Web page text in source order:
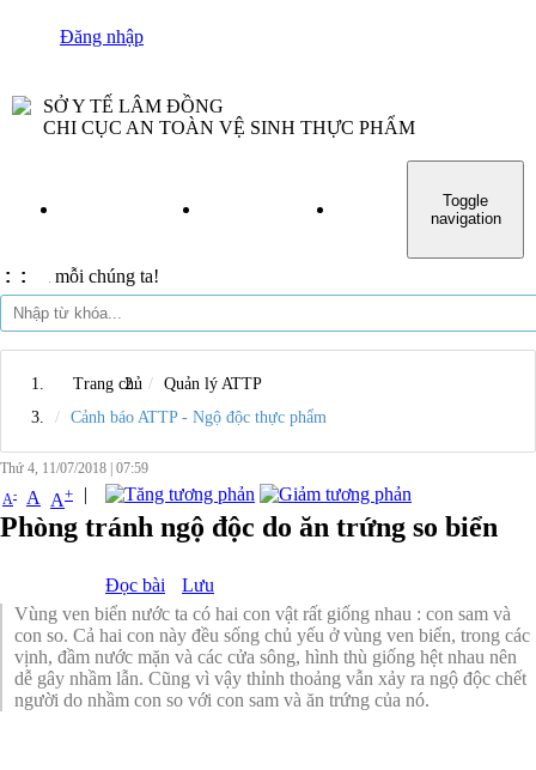
Đăng nhập
SỞ Y TẾ LÂM ĐỒNG
CHI CỤC AN TOÀN VỆ SINH THỰC PHẨM
VĂN BẢN
Toggle
navigation
: :chúng ta!
Trang chủ
Quản lý ATTP
Cảnh báo ATTP - Ngộ độc thực phẩm
Thứ 4, 11/07/2018 07:59
A- A A+ |
Phòng tránh ngộ độc do ăn trứng so biển
Đọc bài
Lưu
Vùng ven biển nước ta có hai con vật rất giống nhau : con sam và
con so. Cả hai con này đều sống chủ yếu ở vùng ven biển, trong các
vịnh, đầm nước mặn và các cửa sông, hình thù giống hệt nhau nên
dễ gây nhầm lẫn. Cũng vì vậy thỉnh thoảng vẫn xảy ra ngộ độc chết
người do nhầm con so với con sam và ăn trứng của nó.